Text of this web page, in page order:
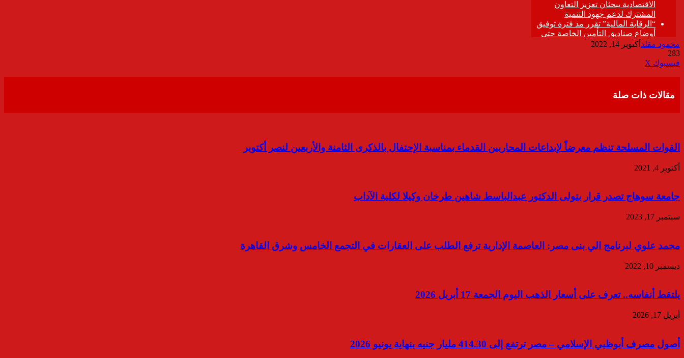
محمود مقلد أكتوبر 14, 2022
283
فيسبوك ‫X
مقالات ذات صلة
القوات المسلحة تنظم معرضاً لإبداعات المحاربين القدماء بمناسبة الإحتفال بالذكرى الثامنة والأربعين لنصر أكتوبر
أكتوبر 4, 2021
جامعة سوهاج تصدر قرار بتولى الدكتور عبدالباسط شاهين طرخان وكيلا لكلية الآداب
سبتمبر 17, 2023
محمد علوي لبرنامج الي بنى مصر: العاصمة الإدارية ترفع الطلب على العقارات في التجمع الخامس وشرق القاهرة
ديسمبر 10, 2022
يلتقط أنفاسه.. تعرف على أسعار الذهب اليوم الجمعة 17 أبريل 2026
أبريل 17, 2026
أصول مصرف أبوظبي الإسلامي – مصر ترتفع إلى 414.30 مليار جنيه بنهاية يونيو 2026